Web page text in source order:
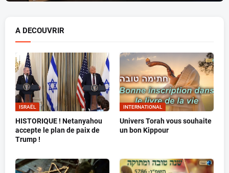
A DECOUVRIR
ISRAËL
HISTORIQUE ! Netanyahou
accepte le plan de paix de
Trump !
INTERNATIONAL
Univers Torah vous souhaite
un bon Kippour